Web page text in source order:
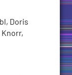
Doris
Knorr,